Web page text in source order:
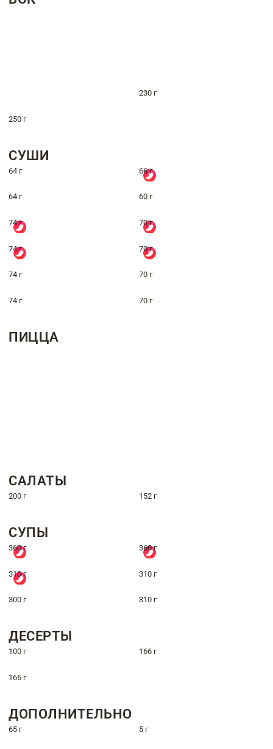
230 г
250 г
СУШИ
64 г 66 г
64 г 60 г
74 г 70 г
74 г 70 г
74 г 70 г
74 г 70 г
ПИЦЦА
САЛАТЫ
200 г 152 г
СУПЫ
360 г 360 г
310 г 310 г
300 г 310 г
ДЕСЕРТЫ
100 г 166 г
166 г
ДОПОЛНИТЕЛЬНО
65 г 5 г